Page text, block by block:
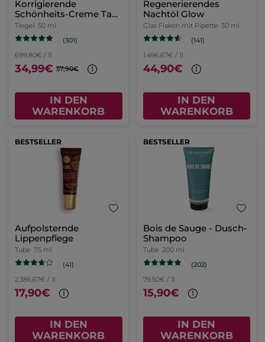
Korrigierende
Schönheits-Creme Tag
- Alle Hauttypen
Tiegel 50 ml
(301)
699,80€ / 1l
34,99€ 57,90€
IN DEN
WARENKORB
Regenerierendes
Nachtöl Glow
Glas Flakon mit Pipette 30 ml
(141)
1.496,67€ / 1l
44,90€
IN DEN
WARENKORB
BESTSELLER
Aufpolsternde
Lippenpflege
Tube 7.5 ml
(41)
2.386,67€ / 1l
17,90€
IN DEN
WARENKORB
BESTSELLER
Bois de Sauge - Dusch-
Shampoo
Tube 200 ml
(202)
79,50€ / 1l
15,90€
IN DEN
WARENKORB